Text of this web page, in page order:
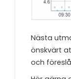
Nästa
önskvärt
och